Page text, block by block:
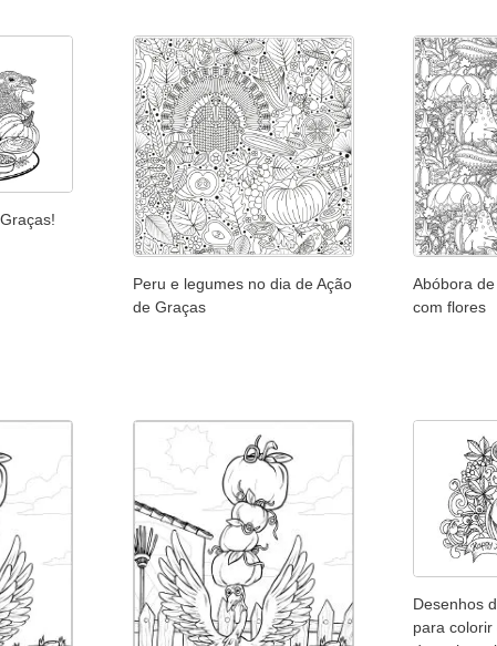
Peru e legumes no dia de Ação
de Graças
Abóbora
com flores
Desenhos
para